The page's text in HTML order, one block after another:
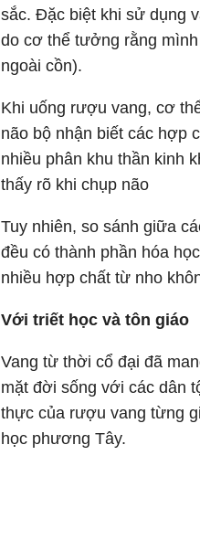
sắc. Đặc biệt khi sử dụng
do cơ thể tưởng rằng
ngoài cồn).
Khi uống rượu vang, cơ
não bộ nhận biết các hợp
nhiều phân khu thần kinh
thấy rõ khi chụp não
Tuy nhiên, so sánh giữa
đều có thành phần hóa
nhiều hợp chất từ nho
Với triết học và tôn giáo
Vang từ thời cổ đại đã
mặt đời sống với các dân
thực của rượu vang từng
học phương Tây.